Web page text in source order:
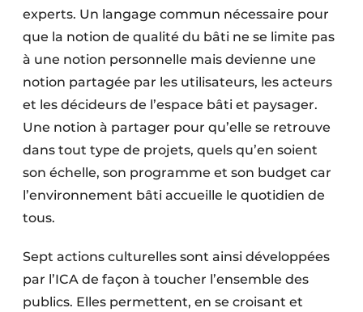
experts. Un langage commun nécessaire pour
que la notion de qualité du bâti ne se limite pas
à une notion personnelle mais devienne une
notion partagée par les utilisateurs, les acteurs
et les décideurs de l’espace bâti et paysager.
Une notion à partager pour qu’elle se retrouve
dans tout type de projets, quels qu’en soient
son échelle, son programme et son budget car
l’environnement bâti accueille le quotidien de
tous.
Sept actions culturelles sont ainsi développées
par l’ICA de façon à toucher l’ensemble des
publics. Elles permettent, en se croisant et